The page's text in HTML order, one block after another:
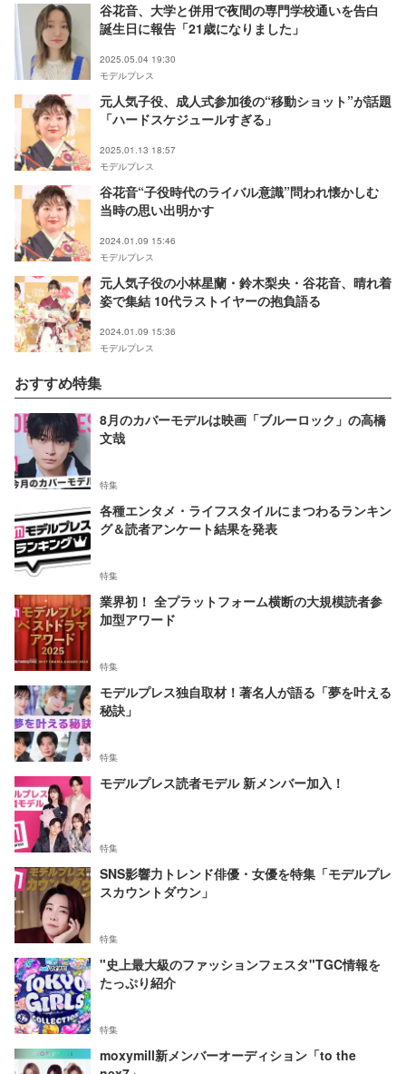
谷花音、大学と併用で夜間の専門学校通いを告白
誕生日に報告「21歳になりました」
2025.05.04 19:30
モデルプレス
元人気子役、成人式参加後の“移動ショット”が話題
「ハードスケジュールすぎる」
2025.01.13 18:57
モデルプレス
谷花音“子役時代のライバル意識”問われ懐かしむ
当時の思い出明かす
2024.01.09 15:46
モデルプレス
元人気子役の小林星蘭・鈴木梨央・谷花音、晴れ着
姿で集結 10代ラストイヤーの抱負語る
2024.01.09 15:36
モデルプレス
おすすめ特集
8月のカバーモデルは映画「ブルーロック」の高橋
文哉
特集
各種エンタメ・ライフスタイルにまつわるランキン
グ＆読者アンケート結果を発表
特集
業界初！ 全プラットフォーム横断の大規模読者参
加型アワード
特集
モデルプレス独自取材！著名人が語る「夢を叶える
秘訣」
特集
モデルプレス読者モデル 新メンバー加入！
特集
SNS影響力トレンド俳優・女優を特集「モデルプレ
スカウントダウン」
特集
"史上最大級のファッションフェスタ"TGC情報を
たっぷり紹介
特集
moxymill新メンバーオーディション「to the